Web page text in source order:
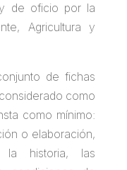
y de oficio por la
Agricultura y
de fichas
como
como mínimo:
o elaboración,
historia, las